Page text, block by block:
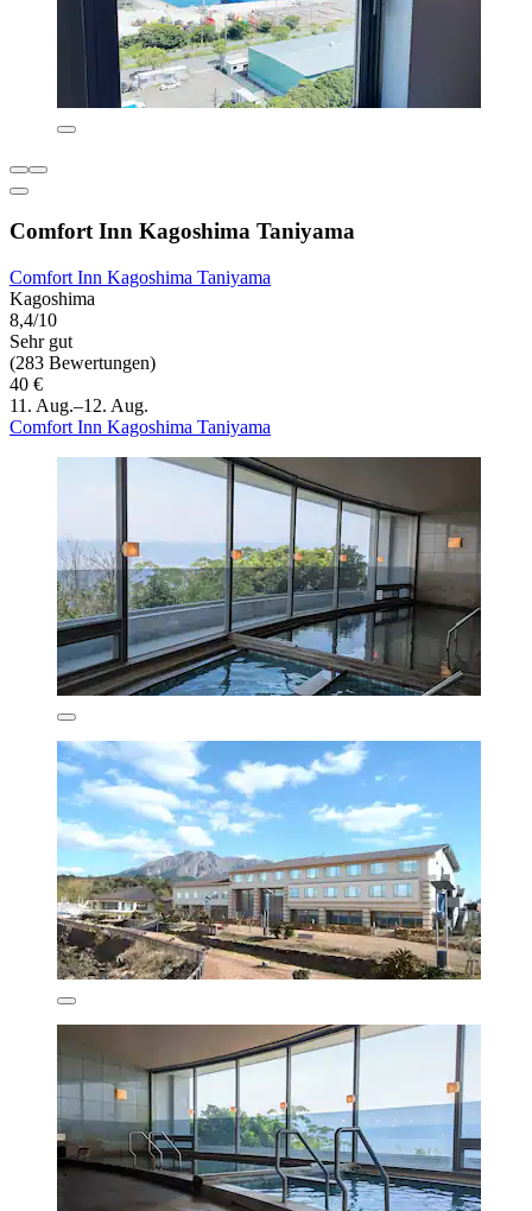
Comfort Inn Kagoshima Taniyama
Comfort Inn Kagoshima Taniyama
Kagoshima
8,4/10
Sehr gut
(283 Bewertungen)
40 €
11. Aug.–12. Aug.
Comfort Inn Kagoshima Taniyama